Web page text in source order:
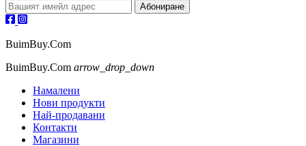
BuimBuy.Com
BuimBuy.Com arrow_drop_down
Намалени
Нови продукти
Най-продавани
Контакти
Магазини